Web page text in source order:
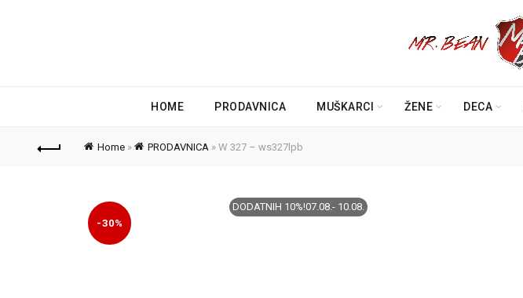
HOME PRODAVNICA MUŠKARCI ŽENE DECA
Home» PRODAVNICA » W 327 – ws327lpb
-30%
DODATNIH 10%!07.08.- 10.08.